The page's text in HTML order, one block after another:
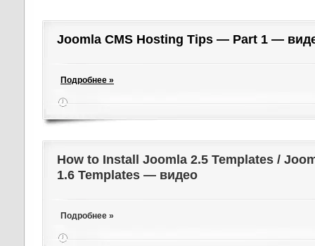
Joomla CMS Hosting Tips — Part 1 —
Подробнее »
How to Install Joomla 2.5 Templates /
1.6 Templates — видео
Подробнее »